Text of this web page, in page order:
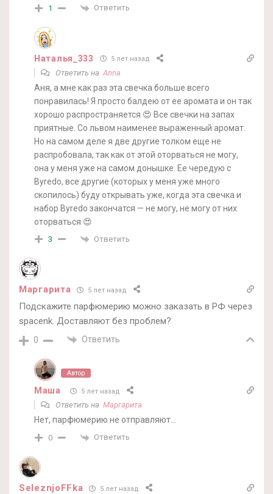
1 Ответить
Наталья_333 5 лет назад
Ответить на Anna
Аня, а мне как раз эта свечка больше всего
понравилась! Я просто балдею от ее аромата и он так
хорошо распространяется 😍 Все свечки на запах
приятные. Со львом наименее выраженный аромат.
Но на самом деле я две другие толком еще не
распробовала, так как от этой оторваться не могу,
она у меня уже на самом донышке. Ее чередую с
Byredo, все другие (которых у меня уже много
скопилось) буду открывать уже, когда эта свечка и
набор Byredo закончатся — не могу, не могу от них
оторваться 😍
3 Ответить
Маргарита 5 лет назад
Подскажите парфюмерию можно заказать в РФ через
spacenk. Доставляют без проблем?
0 Ответить
Автор
Маша 5 лет назад
Ответить на Маргарита
Нет, парфюмерию не отправляют…
0 Ответить
SeleznjoFFka 5 лет назад